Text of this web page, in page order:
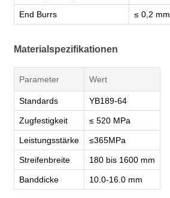
End Burrs ≤ 0,2 mm
Materialspezifikationen
Parameter Wert
Standards YB189-64
Zugfestigkeit ≤ 520 MPa
Leistungsstärke ≤365MPa
Streifenbreite 180 bis 1600 mm
Banddicke 10.0-16.0 mm